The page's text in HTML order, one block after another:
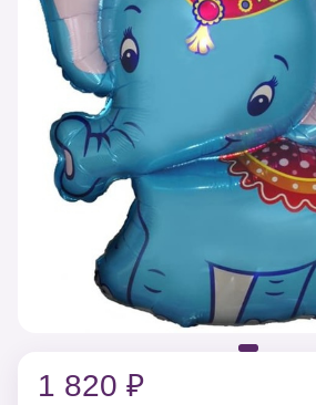
1 820 ₽